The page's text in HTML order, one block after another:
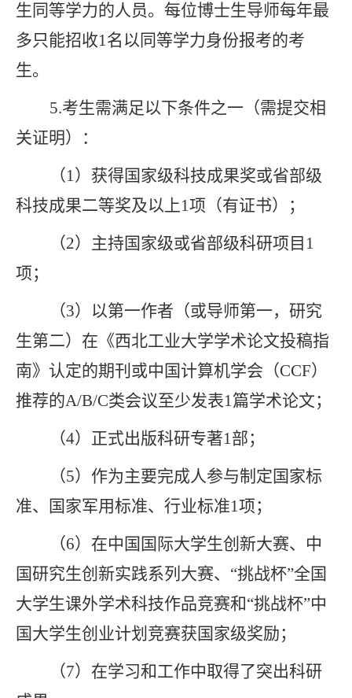
生同等学力的人员。 每位博士生导师每年最
多只能招收1名 以同等学力身份报考的考
生。
5.考生需满足以下条件之一 （需提交相
关证明）
：
（1）获得国家级科技成果奖或省部级
科技成果二等奖及以上1项（有证书）；
（2）主持国家级或省部级科研项目 1
项；
（3）以第一作者（或导师第一，研究
生第二）在《西北工业大学学术论文投稿指
南》认定的期刊或中国计算机学会（CCF）
推荐的A/B/C类会议至少发表1篇学术论文；
（4）正式出版科研专著1部；
（5） 作为主要完成人参与制定国家标
准、国家军用标准、行业标准1项；
（6）在中国国际大学生创新大赛、中
国研究生创新实践系列大赛、 “挑战杯”全国
大学生课外学术科技作品竞赛和“挑战杯”中
国大学生创业计划竞赛获国家级奖励；
（7） 在学习和工作中取得了突出科研